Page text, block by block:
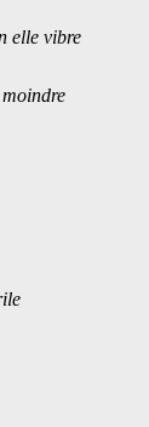
elle vibre